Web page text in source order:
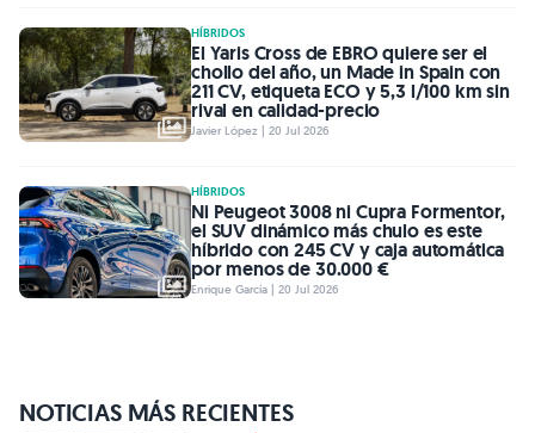
HÍBRIDOS
El Yaris Cross de EBRO quiere ser el
chollo del año, un Made in Spain con
211 CV, etiqueta ECO y 5,3 l/100 km sin
rival en calidad-precio
Javier López | 20 Jul 2026
HÍBRIDOS
Ni Peugeot 3008 ni Cupra Formentor,
el SUV dinámico más chulo es este
híbrido con 245 CV y caja automática
por menos de 30.000 €
Enrique García | 20 Jul 2026
NOTICIAS MÁS RECIENTES